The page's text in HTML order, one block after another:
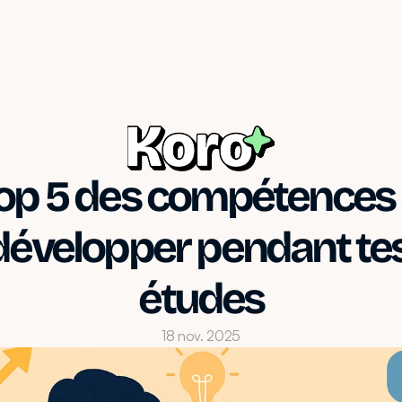
5 des compétences
pendant
études
18 nov. 2025